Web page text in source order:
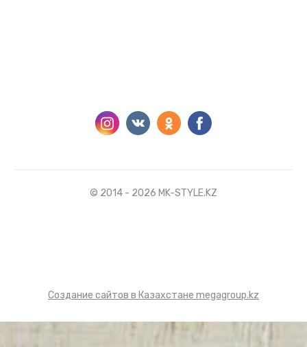
© 2014 - 2026 MK-STYLE.KZ
Создание сайтов в Казахстане megagroup.kz